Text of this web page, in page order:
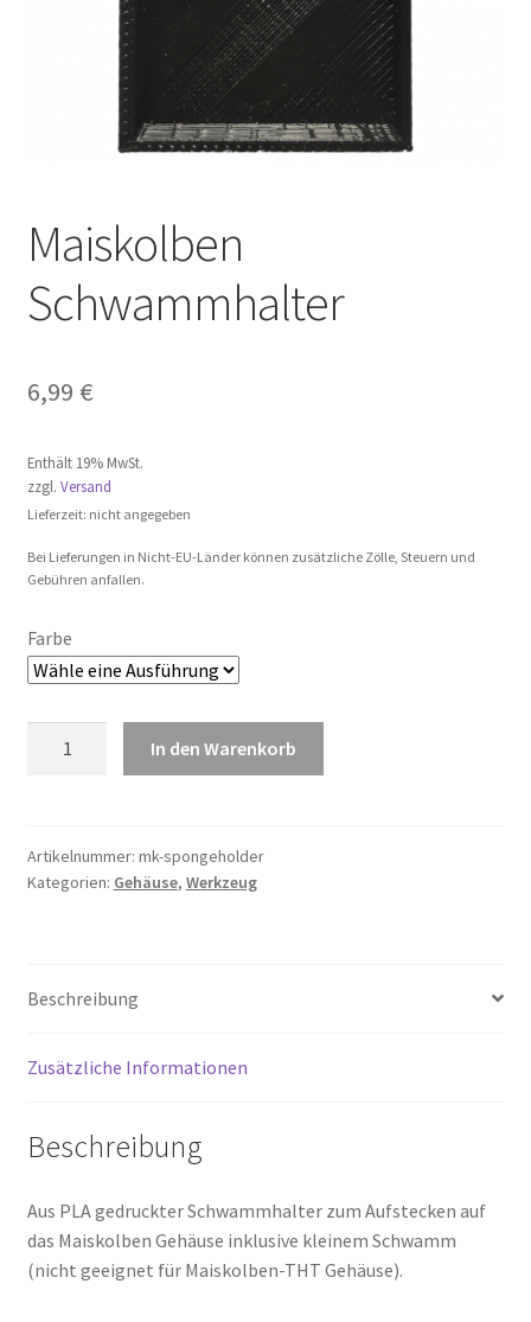
Maiskolben
Schwammhalter
6,99 €
Enthält 19% MwSt.
zzgl. Versand
Lieferzeit: nicht angegeben
Bei Lieferungen in Nicht-EU-Länder können zusätzliche Zölle, Steuern und
Gebühren anfallen.
Farbe
In den Warenkorb
Artikelnummer: mk-spongeholder
Kategorien: Gehäuse, Werkzeug
Beschreibung
Zusätzliche Informationen
Beschreibung
Aus PLA gedruckter Schwammhalter zum Aufstecken auf
das Maiskolben Gehäuse inklusive kleinem Schwamm
(nicht geeignet für Maiskolben-THT Gehäuse).